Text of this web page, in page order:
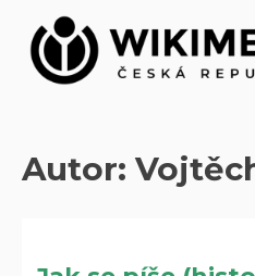
Přeskočit
obsah
Autor: